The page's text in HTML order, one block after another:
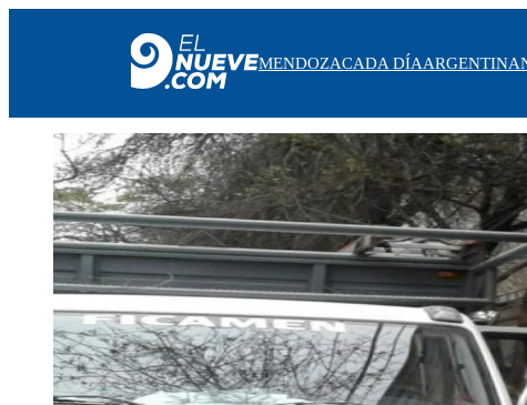
MENDOZA
CADA DÍA
ARGENTINA
NOTICIERO 9
PROTAGONISTAS
EL NUEVE STREAMS
PROGRAMACIÓN
EN VIVO
MENDOZACADA DÍAARGENTINA